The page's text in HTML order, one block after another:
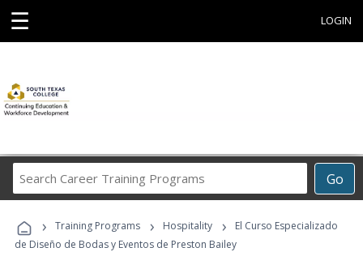
☰ LOGIN
Go
Career
Programs
› Training Programs › Hospitality ›
El Curso Especializado
de Diseño de Bodas y Eventos de Preston Bailey